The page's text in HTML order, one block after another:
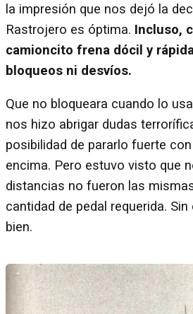
la impresión que nos dejó la
Rastrojero es óptima. Incluso,
camioncito frena dócil y
bloqueos ni desvíos.
Que no bloqueara cuando lo
nos hizo abrigar dudas
posibilidad de pararlo fuerte
encima. Pero estuvo visto que
distancias no fueron las
cantidad de pedal requerida.
bien.